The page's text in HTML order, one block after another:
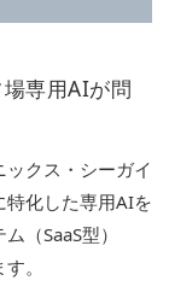
専用AIが問
クス・シーガイ
特化した専用AIを
（SaaS型）
。